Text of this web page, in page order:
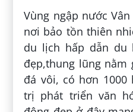
Vùng ngập nước
nơi bảo tồn thiên
du lịch hấp dẫn du
đẹp,thung lũng nằm
đá vôi, có hơn 1000
trị phát triển văn